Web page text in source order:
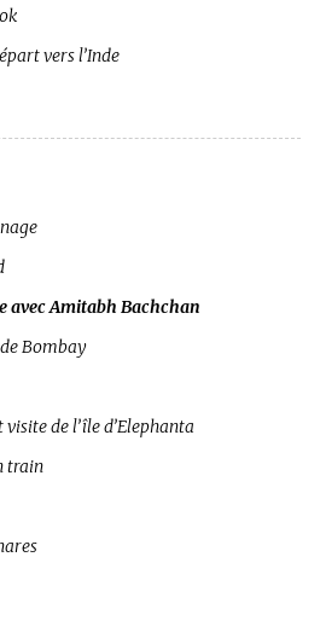
vers l’Inde
avec Amitabh Bachchan
Bombay
de l’île d’Elephanta
train